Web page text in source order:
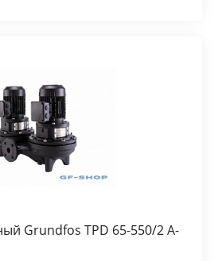
Grundfos TPD 65-550/2 A-